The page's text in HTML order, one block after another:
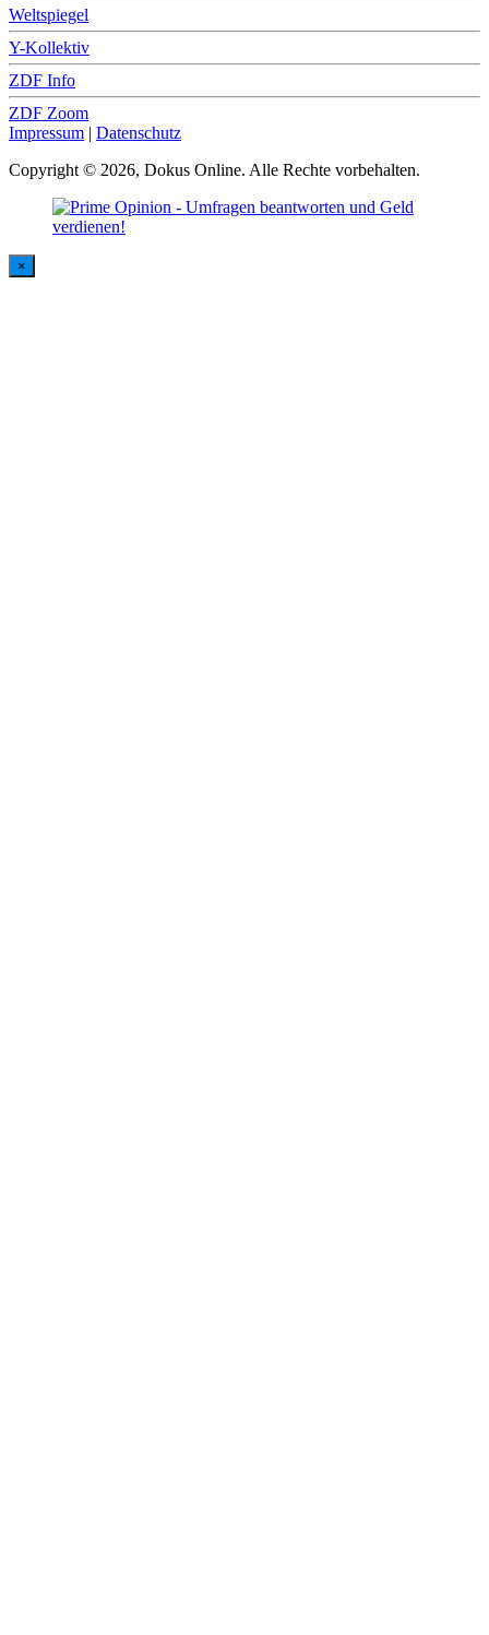
Weltspiegel
Y-Kollektiv
ZDF Info
ZDF Zoom
Impressum | Datenschutz
Copyright © 2026, Dokus Online. Alle Rechte vorbehalten.
×